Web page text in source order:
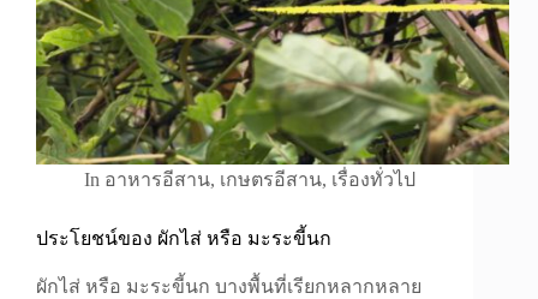
In อาหารอีสาน, เกษตรอีสาน, เรื่องทั่วไป
ประโยชน์ของ ผักไส่ หรือ มะระขี้นก
ผักไส่ หรือ มะระขี้นก บางพื้นที่เรียกหลากหลาย